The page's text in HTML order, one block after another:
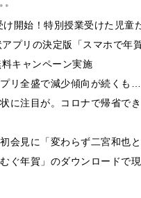
開始！特別授業受けた児童
プリの決定版「スマホで年
キャンペーン実施
リ全盛で減少傾向が続くも
に注目が。コロナで帰省で
会見に「変わらず二宮和也
ぐ年賀」のダウンロードで